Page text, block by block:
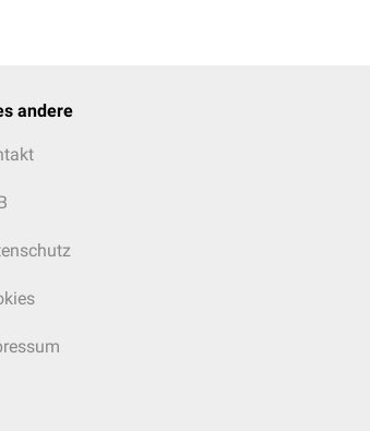
andere